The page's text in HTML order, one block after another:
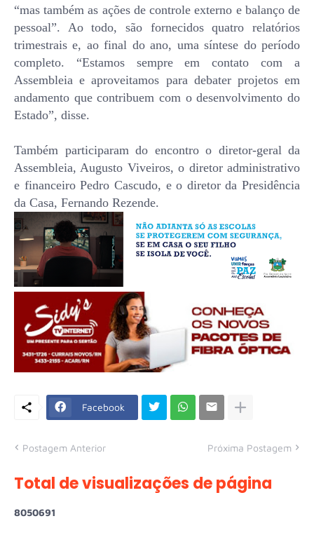
“mas também as ações de controle externo e balanço de
pessoal”. Ao todo, são fornecidos quatro relatórios
trimestrais e, ao final do ano, uma síntese do período
completo. “Estamos sempre em contato com a
Assembleia e aproveitamos para debater projetos em
andamento que contribuem com o desenvolvimento do
Estado”, disse.
Também participaram do encontro o diretor-geral da
Assembleia, Augusto Viveiros, o diretor administrativo
e financeiro Pedro Cascudo, e o diretor da Presidência
da Casa, Fernando Rezende.
Facebook
Postagem Anterior Próxima Postagem
Total de visualizações de página
8050691